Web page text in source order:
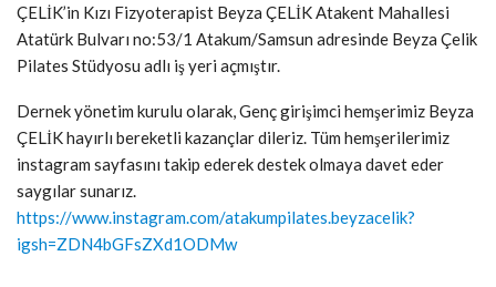
ÇELİK’in Kızı Fizyoterapist Beyza ÇELİK Atakent Mahallesi
Atatürk Bulvarı no:53/1 Atakum/Samsun adresinde Beyza Çelik
Pilates Stüdyosu adlı iş yeri açmıştır.
Dernek yönetim kurulu olarak, Genç girişimci hemşerimiz Beyza
ÇELİK hayırlı bereketli kazançlar dileriz. Tüm hemşerilerimiz
instagram sayfasını takip ederek destek olmaya davet eder
saygılar sunarız.
https://www.instagram.com/atakumpilates.beyzacelik?
igsh=ZDN4bGFsZXd1ODMw